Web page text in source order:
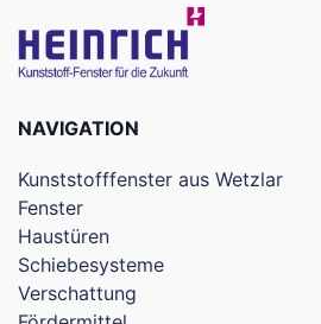
NAVIGATION
Kunststofffenster aus Wetzlar
Fenster
Haustüren
Schiebesysteme
Verschattung